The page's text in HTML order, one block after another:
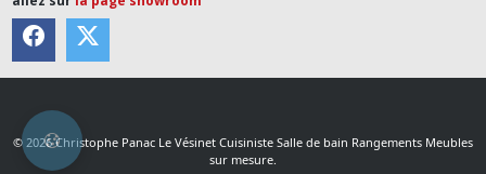
© 2026 Christophe Panac Le Vésinet Cuisiniste Salle de bain Rangements Meubles
sur mesure.